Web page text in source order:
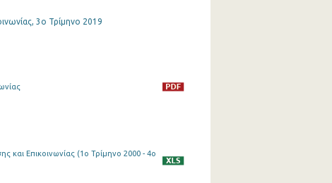
3ο Τρίμηνο 2019
και Επικοινωνίας (1o Τρίμηνο 2000 - 4o